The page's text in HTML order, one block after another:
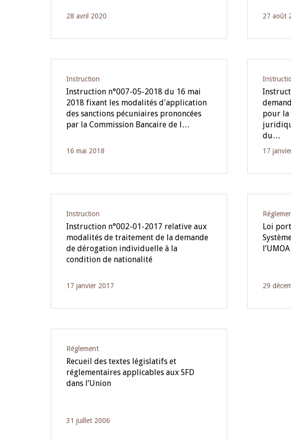
28 avril 2020 27 août
Instruction
Instruction n°007-05-2018 du 16 mai
2018 fixant les modalités d'application
des sanctions pécuniaires prononcées
par la Commission Bancaire de l…
16 mai 2018
pour la
du…
17
Instruction
Instruction n°002-01-2017 relative aux
modalités de traitement de la demande
de dérogation individuelle à la
condition de nationalité
17 janvier 2017
Loi
l’UMOA
29
Réglement
Recueil des textes législatifs et
réglementaires applicables aux SFD
dans l’Union
31 juillet 2006
Monétaire de la BCEAO du 4
Jean-Claude Kassi BROU
Claude Kassi BROU lors de la
de la BCEAO